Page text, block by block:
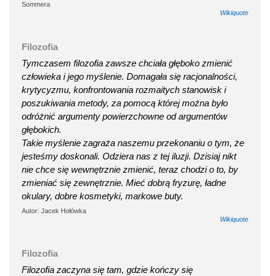
Sommera
Wikiquote
Filozofia
Tymczasem filozofia zawsze chciała głęboko zmienić
człowieka i jego myślenie. Domagała się racjonalności,
krytycyzmu, konfrontowania rozmaitych stanowisk i
poszukiwania metody, za pomocą której można było
odróżnić argumenty powierzchowne od argumentów
głębokich.
Takie myślenie zagraża naszemu przekonaniu o tym, że
jesteśmy doskonali. Odziera nas z tej iluzji. Dzisiaj nikt
nie chce się wewnętrznie zmienić, teraz chodzi o to, by
zmieniać się zewnętrznie. Mieć dobrą fryzurę, ładne
okulary, dobre kosmetyki, markowe buty.
Autor: Jacek Hołówka
Wikiquote
Filozofia
Filozofia zaczyna się tam, gdzie kończy się